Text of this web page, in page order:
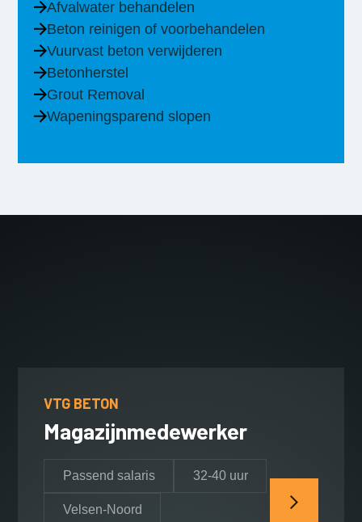
Afvalwater behandelen
Beton reinigen of voorbehandelen
Vuurvast beton verwijderen
Betonherstel
Grout Removal
Wapeningsparend slopen
VTG BETON
Magazijnmedewerker
Passend salaris 32-40 uur
Velsen-Noord